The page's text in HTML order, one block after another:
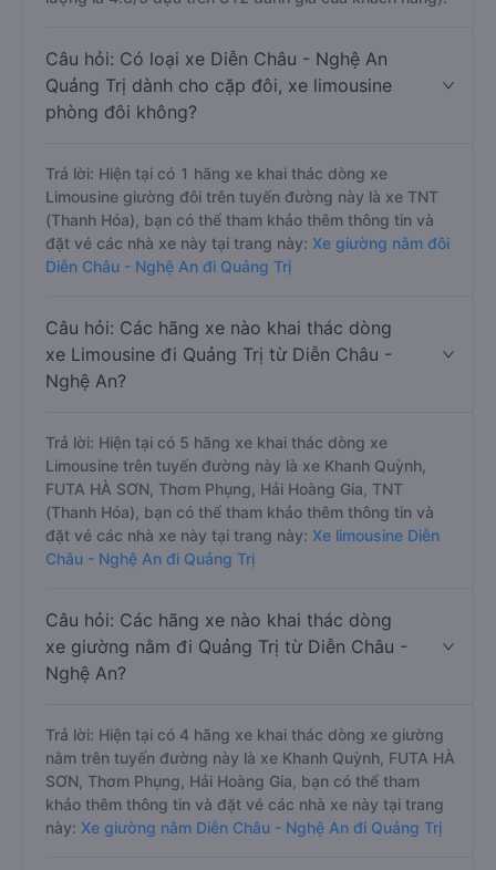
Câu hỏi: Có loại xe Diễn Châu - Nghệ An
Quảng Trị dành cho cặp đôi, xe limousine
phòng đôi không?
Trả lời: Hiện tại có 1 hãng xe khai thác dòng xe
Limousine giường đôi trên tuyến đường này là xe TNT
(Thanh Hóa), bạn có thể tham khảo thêm thông tin và
đặt vé các nhà xe này tại trang này: Xe giường nằm đôi
Diễn Châu - Nghệ An đi Quảng Trị
Câu hỏi: Các hãng xe nào khai thác dòng
xe Limousine đi Quảng Trị từ Diễn Châu -
Nghệ An?
Trả lời: Hiện tại có 5 hãng xe khai thác dòng xe
Limousine trên tuyến đường này là xe Khanh Quỳnh,
FUTA HÀ SƠN, Thơm Phụng, Hải Hoàng Gia, TNT
(Thanh Hóa), bạn có thể tham khảo thêm thông tin và
đặt vé các nhà xe này tại trang này: Xe limousine Diễn
Châu - Nghệ An đi Quảng Trị
Câu hỏi: Các hãng xe nào khai thác dòng
xe giường nằm đi Quảng Trị từ Diễn Châu -
Nghệ An?
Trả lời: Hiện tại có 4 hãng xe khai thác dòng xe giường
nằm trên tuyến đường này là xe Khanh Quỳnh, FUTA HÀ
SƠN, Thơm Phụng, Hải Hoàng Gia, bạn có thể tham
khảo thêm thông tin và đặt vé các nhà xe này tại trang
này: Xe giường nằm Diễn Châu - Nghệ An đi Quảng Trị